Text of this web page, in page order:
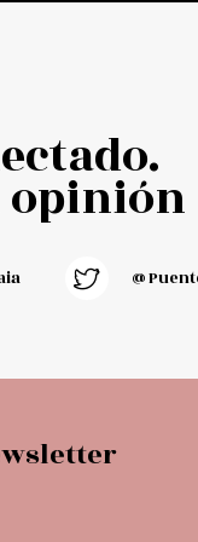
opinión